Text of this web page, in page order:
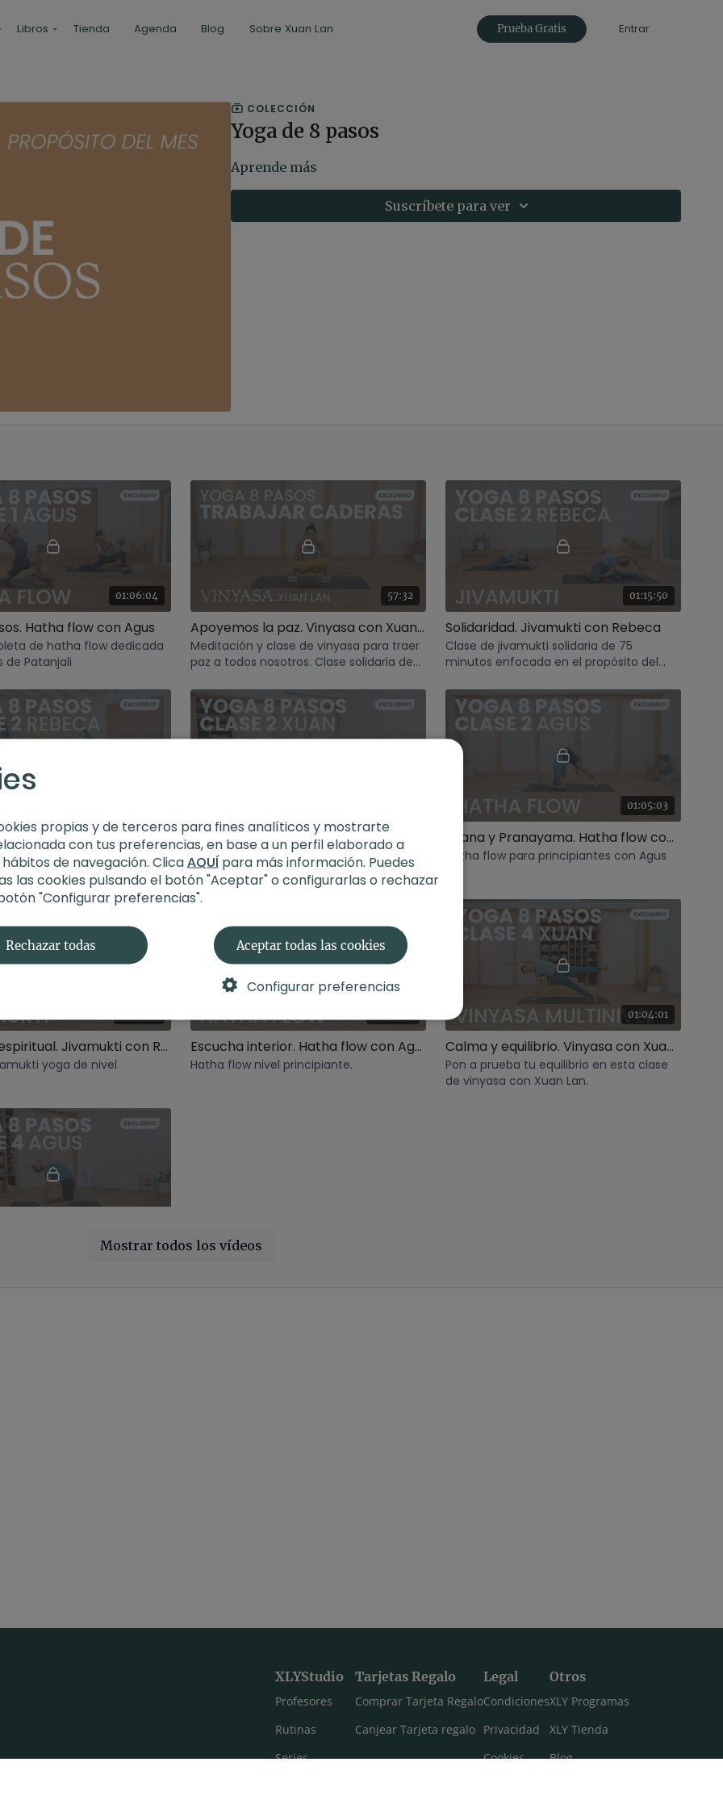
Libros Tienda Agenda Blog Sobre Xuan Lan Prueba Gratis Entrar
COLECCIÓN
Yoga de 8 pasos
Aprende más
Suscríbete para ver
Mostrar todos los vídeos
01:06:04
Hatha flow con Agus
de hatha flow dedicada
de Patanjali
57:32
Apoyemos la paz. Vinyasa con Xuan Lan
Meditación y clase de vinyasa para traer
paz a todos nosotros. Clase solidaria de
01:15:50
Solidaridad. Jivamukti con Rebeca
Clase de jivamukti solidaria de 75
minutos enfocada en el propósito del
Sthira Sukham. Jivamukti yoga con Rebeca
yoga de 77 minutos
Yoga 8 pasos. Vinyasa con Xuan Lan
Clase de vinyasa multinivel inspirada en
la primera secuencia del ashtanga yoga
01:05:03
Asana y Pranayama. Hatha flow con Agus
Hatha flow para principiantes con Agus
Guerrero espiritual. Jivamukti con Rebeca
yoga de nivel
Escucha interior. Hatha flow con Agus
Hatha flow nivel principiante.
01:04:01
Calma y equilibrio. Vinyasa con Xuan Lan
Pon a prueba tu equilibrio en esta clase
de vinyasa con Xuan Lan.
Flow con Agus
XLYStudio
Profesores
Rutinas
Series
Tarjetas Regalo
Comprar Tarjeta Regalo
Canjear Tarjeta regalo
Legal
Condiciones
Privacidad
Cookies
Otros
XLY Programas
XLY Tienda
Blog
propias y de terceros para fines analíticos y mostrarte
con tus preferencias, en base a un perfil elaborado a
de navegación. ClicaAQUÍpara más información. Puedes
las cookies pulsando el botón "Aceptar" o configurarlas o rechazar
"Configurar preferencias".
Rechazar todas Aceptar todas las cookies
Configurar preferencias